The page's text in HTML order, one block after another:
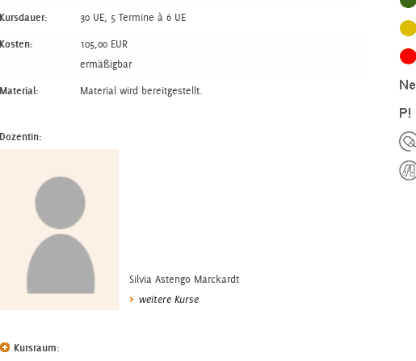
Kursdauer: 30 UE, 5 Termine à 6 UE
Kosten:
105,00 EUR
ermäßigbar
Material: Material wird bereitgestellt.
Dozentin:
Silvia Astengo Marckardt
weitere Kurse
Kursraum: